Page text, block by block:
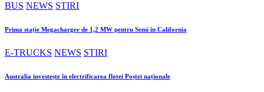
BUS NEWS STIRI
Prima stație Megacharger de 1,2 MW pentru Semi în California
E-TRUCKS NEWS STIRI
Australia investește în electrificarea flotei Poștei naționale